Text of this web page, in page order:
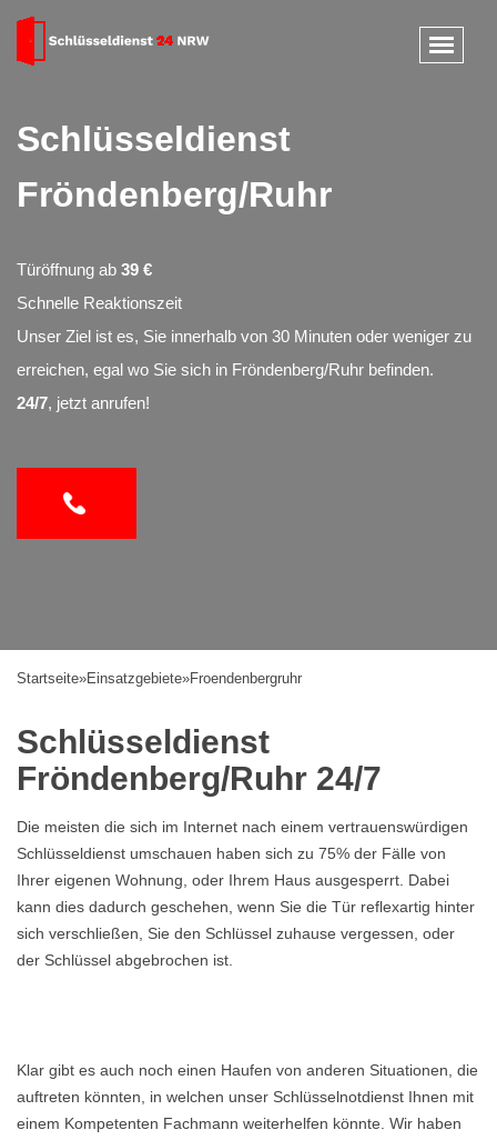
Schlüsseldienst
Fröndenberg/Ruhr
Türöffnung ab 39 €
Schnelle Reaktionszeit
Unser Ziel ist es, Sie innerhalb von 30 Minuten oder weniger zu
erreichen, egal wo Sie sich in Fröndenberg/Ruhr befinden.
24/7, jetzt anrufen!
Startseite»Einsatzgebiete»Froendenbergruhr
Schlüsseldienst
Fröndenberg/Ruhr 24/7
Die meisten die sich im Internet nach einem vertrauenswürdigen
Schlüsseldienst umschauen haben sich zu 75% der Fälle von
Ihrer eigenen Wohnung, oder Ihrem Haus ausgesperrt. Dabei
kann dies dadurch geschehen, wenn Sie die Tür reflexartig hinter
sich verschließen, Sie den Schlüssel zuhause vergessen, oder
der Schlüssel abgebrochen ist.
Klar gibt es auch noch einen Haufen von anderen Situationen, die
auftreten könnten, in welchen unser Schlüsselnotdienst Ihnen mit
einem Kompetenten Fachmann weiterhelfen könnte. Wir haben